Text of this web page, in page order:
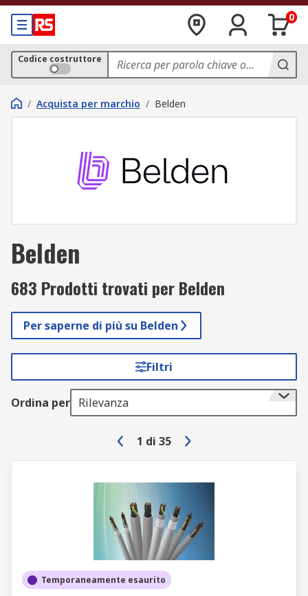
0
Codice costruttore
/ Acquista per marchio / Belden
Belden
683 Prodotti trovati per Belden
Per saperne di più su Belden
Filtri
Ordina per Rilevanza
1 di 35
Temporaneamente esaurito